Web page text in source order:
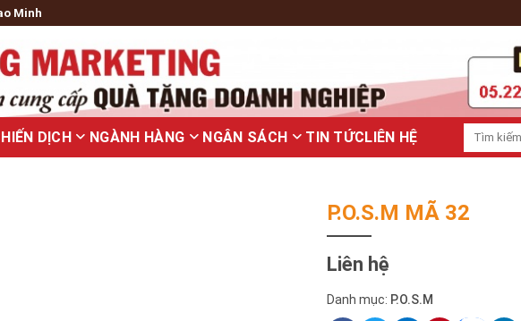
Minh
DỊCH NGÀNH HÀNG NGÂN SÁCH TIN TỨCLIÊN HỆ
P.O.S.M MÃ 32
Liên hệ
Danh mục: P.O.S.M